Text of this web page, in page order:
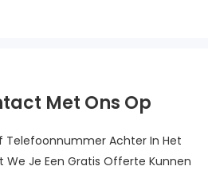
Met Ons Op
Telefoonnummer Achter In Het
Je Een Gratis Offerte Kunnen